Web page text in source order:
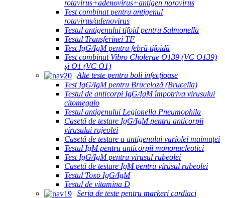
rotavirus+adenovirus+antigen norovirus
Test combinat pentru antigenul
rotavirus/adenovirus
Testul antigenului tifoid pentru Salmonella
Testul Transferinei TF
Test IgG/IgM pentru febră tifoidă
Test combinat Vibro Cholerae O139 (VC O139)
și O1 (VC O1)
Alte teste pentru boli infecțioase
Test IgG/IgM pentru Bruceloză (Brucella)
Testul de anticorpi IgG/IgM împotriva virusului
citomegalo
Testul antigenului Legionella Pneumophila
Casetă de testare IgG/IgM pentru anticorpii
virusului rujeolei
Casetă de testare a antigenului variolei maimuței
Testul IgM pentru anticorpii mononucleotici
Test IgG/IgM pentru virusul rubeolei
Casetă de testare IgM pentru virusul rubeolei
Testul Toxo IgG/IgM
Testul de vitamina D
Seria de teste pentru markeri cardiaci